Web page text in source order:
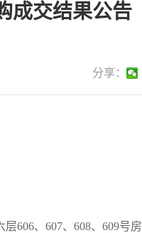
成交结果公告
分享：
606、607、608、609号房